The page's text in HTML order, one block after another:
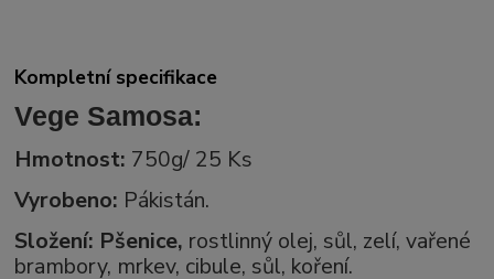
Kompletní specifikace
Vege Samosa:
Hmotnost: 750g/ 25 Ks
Vyrobeno: Pákistán.
Složení: Pšenice, rostlinný olej, sůl, zelí, vařené
brambory, mrkev, cibule, sůl, koření.